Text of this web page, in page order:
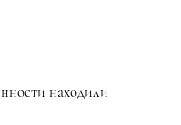
находили